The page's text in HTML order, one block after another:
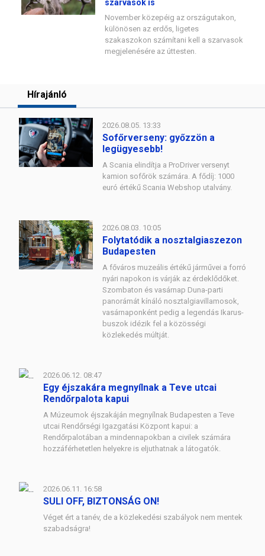
szarvasok is
November közepéig az országutakon,
különösen az erdős, ligetes
szakaszokon számítani kell a szarvasok
megjelenésére az úttesten.
Hírajánló
2026.08.05. 13:33
Sofőrverseny: győzzön a
legügyesebb!
A Scania elindítja a ProDriver versenyt
kamion sofőrök számára. A fődíj: 1000
euró értékű Scania Webshop utalvány.
2026.08.03. 10:05
Folytatódik a nosztalgiaszezon
Budapesten
A főváros muzeális értékű járművei a forró
nyári napokon is várják az érdeklődőket.
Szombaton és vasárnap Duna-parti
panorámát kínáló nosztalgiavillamosok,
vasárnaponként pedig a legendás Ikarus-
buszok idézik fel a közösségi
közlekedés múltját.
2026.06.12. 08:47
Egy éjszakára megnyílnak a Teve utcai
Rendőrpalota kapui
A Múzeumok éjszakáján megnyílnak Budapesten a Teve
utcai Rendőrségi Igazgatási Központ kapui: a
Rendőrpalotában a mindennapokban a civilek számára
hozzáférhetetlen helyekre is eljuthatnak a látogatók.
2026.06.11. 16:58
SULI OFF, BIZTONSÁG ON!
Véget ért a tanév, de a közlekedési szabályok nem mentek
szabadságra!